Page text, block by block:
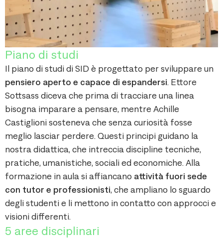
Piano di studi
Il piano di studi di SID è progettato per sviluppare un
pensiero aperto e capace di espandersi. Ettore
Sottsass diceva che prima di tracciare una linea
bisogna imparare a pensare, mentre Achille
Castiglioni sosteneva che senza curiosità fosse
meglio lasciar perdere. Questi principi guidano la
nostra didattica, che intreccia discipline tecniche,
pratiche, umanistiche, sociali ed economiche. Alla
formazione in aula si affiancano attività fuori sede
con tutor e professionisti, che ampliano lo sguardo
degli studenti e li mettono in contatto con approcci e
visioni differenti.
5 aree disciplinari